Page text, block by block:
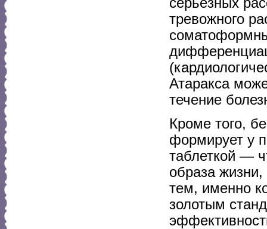
тревожного
Атаракса
течение
Кроме того,
формирует у
таблеткой —
образа
тем, именно
золотым